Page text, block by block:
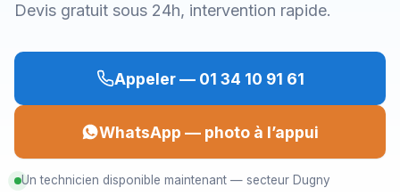
Devis gratuit sous 24h, intervention rapide.
Appeler — 01 34 10 91 61
WhatsApp — photo à l’appui
Un technicien disponible maintenant — secteur Dugny